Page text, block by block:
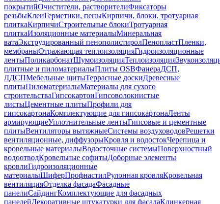
покрытийОчистители, растворителиФиксаторы
резьбыКлеиГерметики, пеныКирпичи, блоки, тротуарная
плиткаКирпичиСтроительные блокиТротуарная
плиткаИзоляционные материалыМинеральная
ватаЭкструдированный пенополистиролПенопластПленки,
мембраныОтражающая теплоизоляцияГидроизоляционные
лентыПоликарбонатШумоизоляцияТеплоизоляция
плитные и пиломатериалыПлиты OSBФанераДСП,
ЛДСПМебельные щитыТеррасные доскиДревесные
плитыПиломатериалыМатериалы для сухого
строительстваГипсокартонГипсоволокнистые
листыЦементные плитыПрофили для
гипсокартонаКомплектующие для гипсокартонаЛенты
армирующиеУплотнительные лентыГипсовые и цементные
плитыВентиляторы вытяжныеСистемы воздуховодовРешетки
вентиляционные, диффузорыКровля и водостокЧерепица и
кровельные материалыВодосточные системыПоверхностный
водоотводКровельные софитыДоборные элементы
кровлиГидроизоляционные
материалыШиферПрофнастилРулонная кровляКровельная
вентиляцияОтделка фасадаФасадные
панелиСайдингКомплектующие для фасадных
панелейДекоративные штукатурки для фасадаКлинкерная